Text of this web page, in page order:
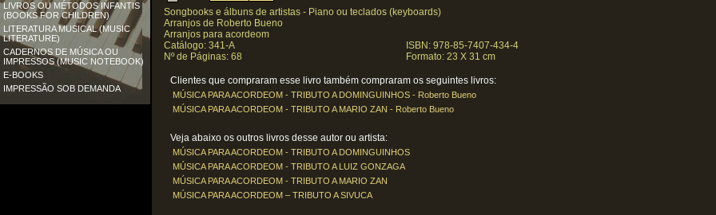
LIVROS OU MÉTODOS INFANTIS
(BOOKS FOR CHILDREN)
LITERATURA MUSICAL (MUSIC
LITERATURE)
CADERNOS DE MÚSICA OU
IMPRESSOS (MUSIC NOTEBOOK)
E-BOOKS
IMPRESSÃO SOB DEMANDA
Songbooks e álbuns de artistas - Piano ou teclados (keyboards)
Arranjos de Roberto Bueno
Arranjos para acordeom
Catálogo: 341-A
ISBN: 978-85-7407-434-4
Nº de Páginas: 68
Formato: 23 X 31 cm
Clientes que compraram esse livro também compraram os seguintes livros:
MÚSICA PARA ACORDEOM - TRIBUTO A DOMINGUINHOS - Roberto Bueno
MÚSICA PARA ACORDEOM - TRIBUTO A MARIO ZAN - Roberto Bueno
Veja abaixo os outros livros desse autor ou artista:
MÚSICA PARA ACORDEOM - TRIBUTO A DOMINGUINHOS
MÚSICA PARA ACORDEOM - TRIBUTO A LUIZ GONZAGA
MÚSICA PARA ACORDEOM - TRIBUTO A MARIO ZAN
MÚSICA PARA ACORDEOM – TRIBUTO A SIVUCA